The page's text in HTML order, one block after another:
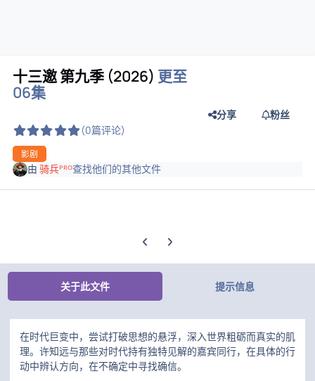
十三邀 第九季 (2026) 更至
06集
(0篇评论)
影剧
分享 粉丝
由骑兵ᴾᴿᴼ查找他们的其他文件
上一张轮播幻灯片
下一张轮播幻灯片
关于此文件 提示信息
在时代巨变中，尝试打破思想的悬浮，深入世界粗砺而真实的肌
理。许知远与那些对时代持有独特见解的嘉宾同行，在具体的行
动中辨认方向，在不确定中寻找确信。